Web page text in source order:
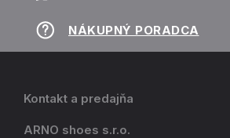
NÁKUPNÝ PORADCA
Kontakt a predajňa
ARNO shoes s.r.o.